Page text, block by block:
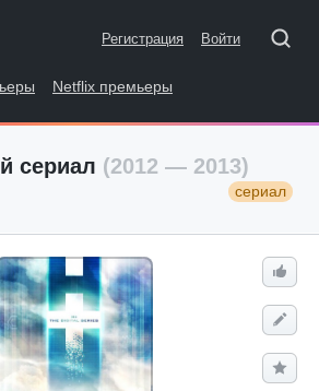
Регистрация Войти
Netflix премьеры
сериал (2012 — 2013)
сериал